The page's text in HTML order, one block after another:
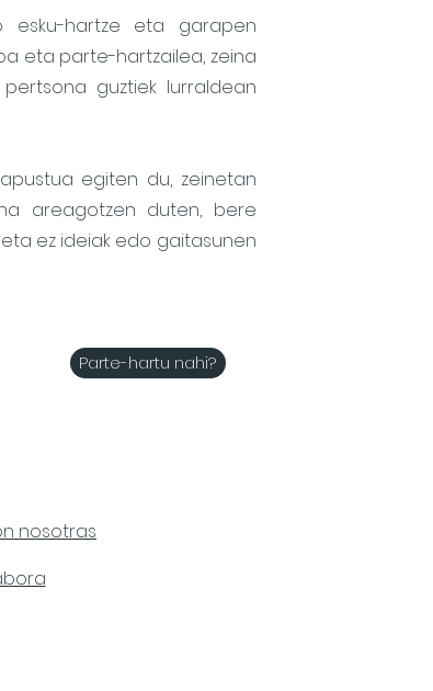
esku-hartze eta garapen
eta parte-hartzailea, zeina
guztiek lurraldean
egiten du, zeinetan
areagotzen duten, bere
ez ideiak edo gaitasunen
Parte-hartu nahi?
nosotras